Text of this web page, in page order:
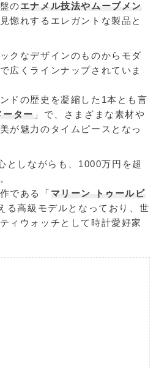
のエナメル技法やムーブメン
惚れするエレガントな製品と
クなデザインのものからモダ
広くラインナップされていま
ドの歴史を凝縮した1本とも言
ーター 」で、さまざまな素材や
が魅力のタイムピースとなっ
としながらも、1000万円を超
である「 マリーン トゥールビ
る高級モデルとなっており、世
ィウォッチとして時計愛好家